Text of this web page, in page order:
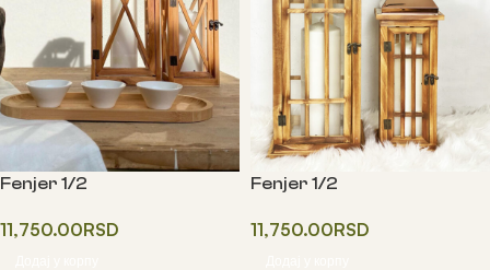
Fenjer 1/2
11,750.00RSD
Fenjer 1/2
11,750.00RSD